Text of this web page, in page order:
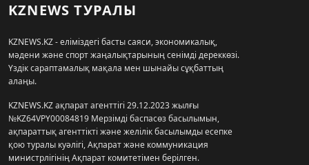
KZNEWS ТУРАЛЫ
KZNEWS.KZ - еліміздегі басты саяси, экономикалық,
мәдени және спорт жаңалықтарының сенімді дереккөзі.
Үздік сараптамалық мақала мен шынайы сұқбаттың
алаңы.
KZNEWS.KZ ақпарат агенттігі 29.12.2023 жылғы
№KZ64VPY00084819 Мерзімді баспасөз басылымын,
ақпараттық агенттікті және желілік басылымды есепке
қою туралы куәлігі, Ақпарат және коммуникация
министрлігінің Ақпарат комитетімен берілген.